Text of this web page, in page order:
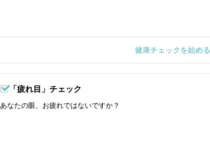
健康チェックを始める
「疲れ目」チェック
あなたの眼、お疲れではないですか？